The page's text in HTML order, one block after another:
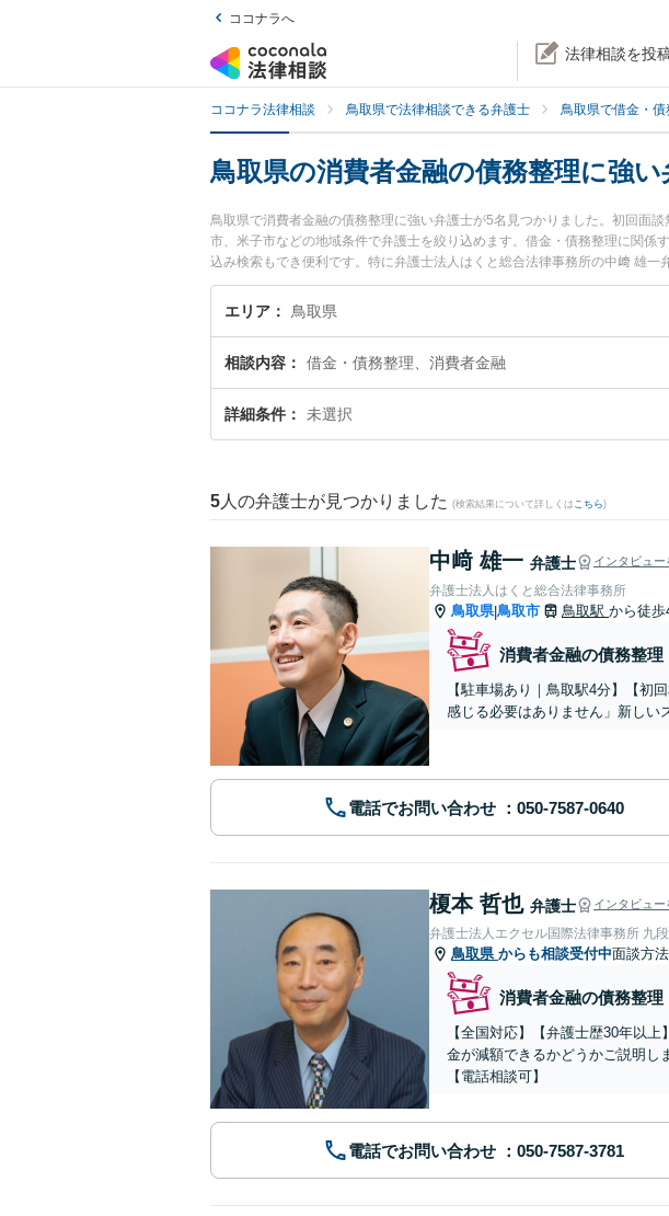
ココナラへ
法律相談を投
ココナラ法律相談 鳥取県で法律相談できる弁護士 鳥取県で借金・
鳥取県の消費者金融の債務整理に強い
鳥取県で消費者金融の債務整理に強い弁護士が5名見つかりました。初回面
市、米子市などの地域条件で弁護士を絞り込めます。借金・債務整理に関係
込み検索もでき便利です。特に弁護士法人はくと総合法律事務所の中﨑 雄
や弁護士費用、強みなどが注目されています。『鳥取県で土日や夜間に発
ブル解決の実績豊富な近くの弁護士を検索したい』『初回相談無料で消費
エリア 鳥取県
相談内容 借金・債務整理、消費者金融
詳細条件 未選択
5 人の弁護士が見つかりました (検索結果について詳しくは こちら)
中﨑 雄一 弁護士 インタビュー
弁護士法人はくと総合法律事務所
鳥取県|鳥取市 鳥取駅 から徒歩
消費者金融の債務整理
【駐車場あり｜鳥取駅4分】【初
感じる必要はありません」新しい
電話でお問い合わせ
榎本 哲也 弁護士 インタビュー
弁護士法人エクセル国際法律事務所 九
鳥取県 からも相談受付中面談方
消費者金融の債務整理
【全国対応】【弁護士歴30年以
金が減額できるかどうかご説明し
【電話相談可】
電話でお問い合わせ